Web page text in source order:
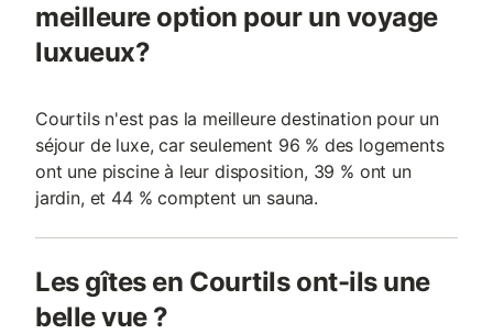
meilleure option pour un voyage
luxueux?
Courtils n'est pas la meilleure destination pour un
séjour de luxe, car seulement 96 % des logements
ont une piscine à leur disposition, 39 % ont un
jardin, et 44 % comptent un sauna.
Les gîtes en Courtils ont-ils une
belle vue ?